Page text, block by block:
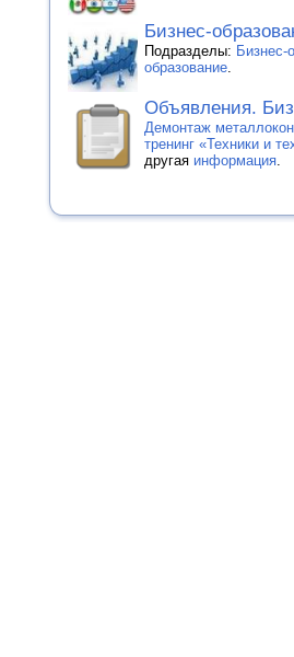
Бизнес-
Подразделы: Бизнес-
образование
Объявления.
Демонтаж
тренинг «Техники и
другая информация